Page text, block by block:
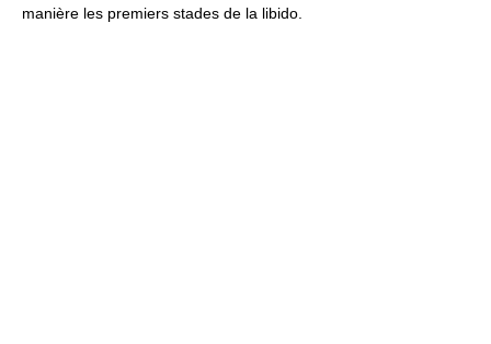
manière les premiers stades de la libido.